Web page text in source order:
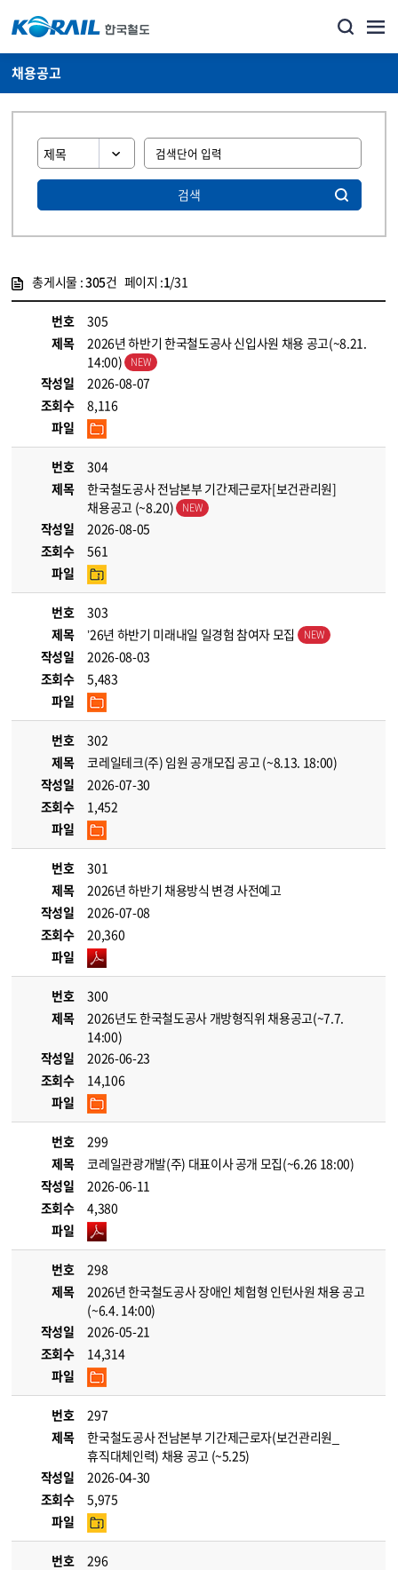
채용공고
검색
총게시물 :305건 페이지 :1/31
번호
305
제목
2026년 하반기 한국철도공사 신입사원 채용 공고(~8.21.
14:00)
작성일
2026-08-07
조회수
8,116
파일
번호
304
제목
한국철도공사 전남본부 기간제근로자[보건관리원]
채용공고 (~8.20)
작성일
2026-08-05
조회수
561
파일
번호
303
제목
’26년 하반기 미래내일 일경험 참여자 모집
작성일
2026-08-03
조회수
5,483
파일
번호
302
제목
코레일테크(주) 임원 공개모집 공고 (~8.13. 18:00)
작성일
2026-07-30
조회수
1,452
파일
번호
301
제목
2026년 하반기 채용방식 변경 사전예고
작성일
2026-07-08
조회수
20,360
파일
번호
300
제목
2026년도 한국철도공사 개방형직위 채용공고(~7.7.
14:00)
작성일
2026-06-23
조회수
14,106
파일
번호
299
제목
코레일관광개발(주) 대표이사 공개 모집(~6.26 18:00)
작성일
2026-06-11
조회수
4,380
파일
번호
298
제목
2026년 한국철도공사 장애인 체험형 인턴사원 채용 공고
(~6.4. 14:00)
작성일
2026-05-21
조회수
14,314
파일
번호
297
제목
한국철도공사 전남본부 기간제근로자(보건관리원_
휴직대체인력) 채용 공고 (~5.25)
작성일
2026-04-30
조회수
5,975
파일
번호
296